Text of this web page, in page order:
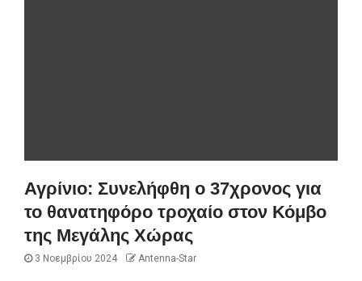
Αγρίνιο: Συνελήφθη ο 37χρονος για
το θανατηφόρο τροχαίο στον Κόμβο
της Μεγάλης Χώρας
3 Νοεμβρίου 2024 Antenna-Star